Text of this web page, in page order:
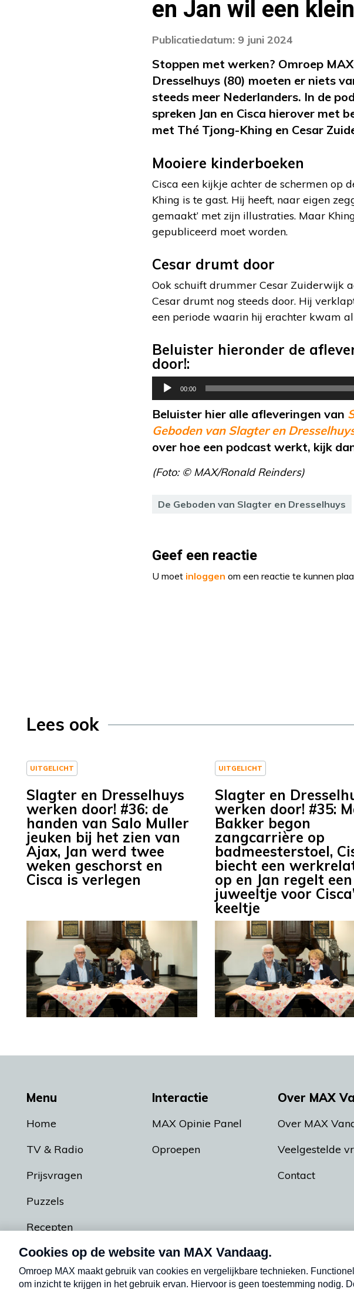
en Jan wil een
Publicatiedatum: 9 juni 2024
Stoppen met werken? Omroep
Dresselhuys (80) moeten er niets
steeds meer Nederlanders. In de
spreken Jan en Cisca hierover met
met Thé Tjong-Khing en Cesar
Mooiere kinderboeken
Cisca een kijkje achter de schermen op
Khing is te gast. Hij heeft, naar eigen
gemaakt’ met zijn illustraties. Maar
gepubliceerd moet worden.
Cesar drumt door
Ook schuift drummer Cesar Zuiderwijk
Cesar drumt nog steeds door. Hij
een periode waarin hij erachter kwam
Beluister hieronder de
door!:
Audiospeler
00:00
Beluister hier alle afleveringen van
Geboden van Slagter en
over hoe een podcast werkt, kijk
(Foto: © MAX/Ronald Reinders)
De Geboden van Slagter en Dresselhuys
Geef een reactie
U moet inloggen om een reactie te kunnen
Lees ook
UITGELICHT
Slagter en Dresselhuys
werken door! #36: de
handen van Salo Muller
jeuken bij het zien van
Ajax, Jan werd twee
weken geschorst en
Cisca is verlegen
UITGELICHT
Slagter en
werken door! #35:
Bakker begon
zangcarrière op
badmeesterstoel,
biecht een
op en Jan regelt een
juweeltje voor
keeltje
Menu
Home
TV & Radio
Prijsvragen
Puzzels
Recepten
Podcasts
Interactie
MAX Opinie Panel
Oproepen
Over MAX
Over MAX
Veelgestelde
Contact